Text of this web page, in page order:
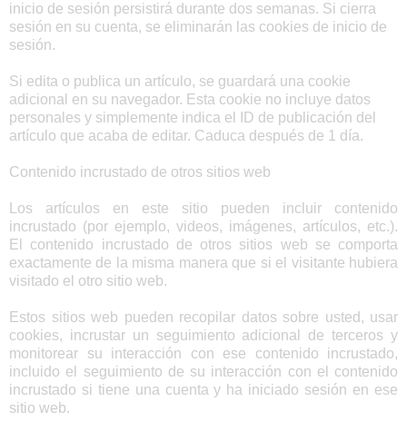
inicio de sesión persistirá durante dos semanas. Si cierra
sesión en su cuenta, se eliminarán las cookies de inicio de
sesión.
Si edita o publica un artículo, se guardará una cookie
adicional en su navegador. Esta cookie no incluye datos
personales y simplemente indica el ID de publicación del
artículo que acaba de editar. Caduca después de 1 día.
Contenido incrustado de otros sitios web
Los artículos en este sitio pueden incluir contenido
incrustado (por ejemplo, videos, imágenes, artículos, etc.).
El contenido incrustado de otros sitios web se comporta
exactamente de la misma manera que si el visitante hubiera
visitado el otro sitio web.
Estos sitios web pueden recopilar datos sobre usted, usar
cookies, incrustar un seguimiento adicional de terceros y
monitorear su interacción con ese contenido incrustado,
incluido el seguimiento de su interacción con el contenido
incrustado si tiene una cuenta y ha iniciado sesión en ese
sitio web.